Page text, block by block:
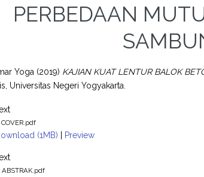
PERBEDAAN
Yoga (2019) KAJIAN KUAT LENTUR BALOK
Universitas Negeri Yogyakarta.
COVER.pdf
(1MB) | Preview
ABSTRAK.pdf